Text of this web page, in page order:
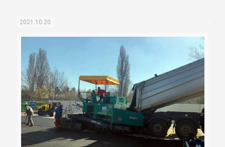
2021.10.20.